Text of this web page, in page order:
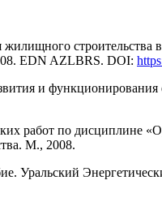
EDN AZLBRS. DOI:
и
работ по дисциплине
М., 2008.
Уральский